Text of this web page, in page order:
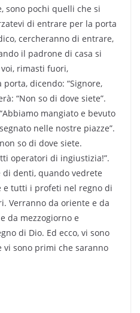
sono pochi quelli che si
di entrare per la porta
cercheranno di entrare,
il padrone di casa si
rimasti fuori,
dicendo: “Signore,
“Non so di dove siete”.
mangiato e bevuto
nelle nostre piazze”.
so di dove siete.
operatori di ingiustizia!”.
denti, quando vedrete
e tutti i profeti nel regno di
Verranno da oriente e da
da mezzogiorno e
di Dio. Ed ecco, vi sono
sono primi che saranno